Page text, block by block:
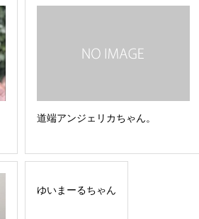
道端アンジェリカちゃん。
ゆいまーるちゃん